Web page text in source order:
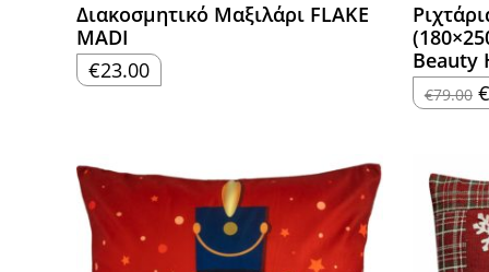
Διακοσμητικό Μαξιλάρι FLAKE
MADI
€23.00
Beauty
€79.00 €